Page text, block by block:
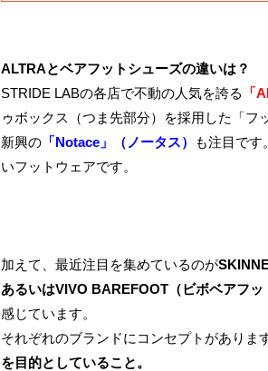
ALTRAとベアフットシューズの違いは？
STRIDE LABの各店で不動の人気を誇る
「
ゥボックス（つま先部分）を採用した「
新興の 「Notace」（ノータス）
も注目です
いフットウェアです。
加えて、最近注目を集めているのが
あるいはVIVO BAREFOOT（ビボベアフッ
感じています。
それぞれのブランドにコンセプトがありま
を目的としていること。